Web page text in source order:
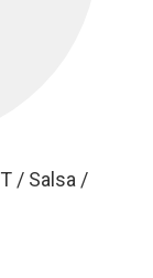
/ Salsa /